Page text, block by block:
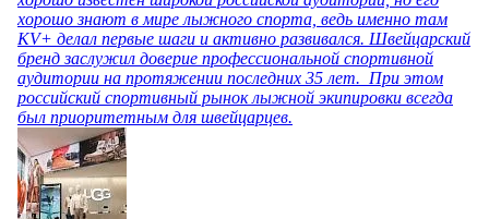
хорошо знают в мире лыжного спорта, ведь именно там
KV+ делал первые шаги и активно развивался. Швейцарский
бренд заслужил доверие профессиональной спортивной
аудитории на протяжении последних 35 лет. При этом
российский спортивный рынок лыжной экипировки всегда
был приоритетным для швейцарцев.